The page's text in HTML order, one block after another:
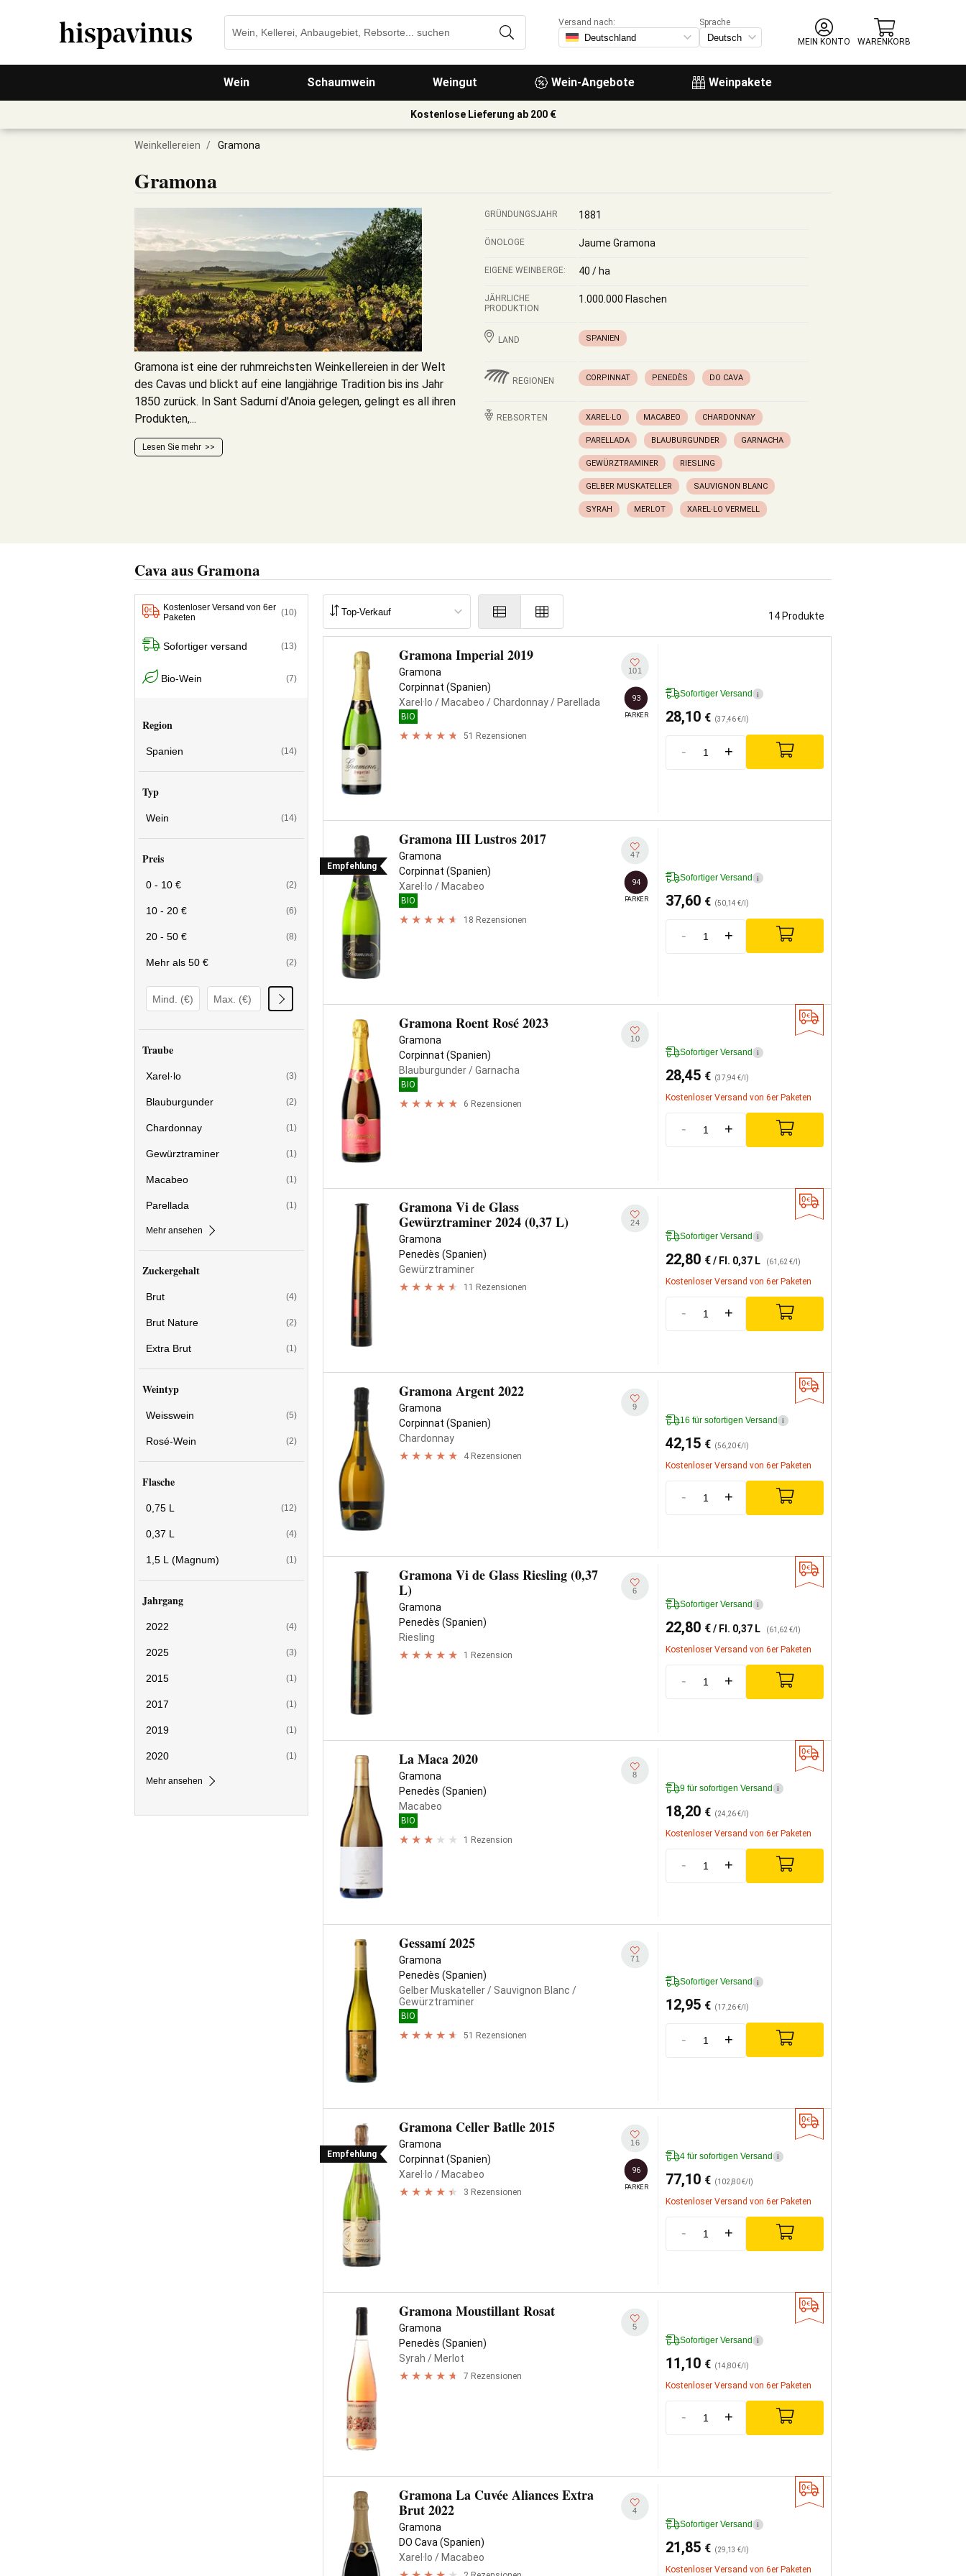
Wein Schaumwein Weingut Wein-Angebote Weinpakete
Versand nach:
Sprache
MEIN KONTO
WARENKORB
Kostenlose Lieferung ab 200 €
Weinkellereien / Gramona
Gramona
Gramona ist eine der ruhmreichsten Weinkellereien in der Welt
des Cavas und blickt auf eine langjährige Tradition bis ins Jahr
1850 zurück. In Sant Sadurní d'Anoia gelegen, gelingt es all ihren
Produkten,...
Lesen Sie mehr
GRÜNDUNGSJAHR 1881
ÖNOLOGE Jaume Gramona
EIGENE WEINBERGE: 40 / ha
JÄHRLICHE
PRODUKTION
1.000.000 Flaschen
LAND SPANIEN
REGIONEN CORPINNAT PENEDÈS DO CAVA
REBSORTEN XAREL·LO MACABEO CHARDONNAY
PARELLADA BLAUBURGUNDER GARNACHA
GEWÜRZTRAMINER RIESLING
GELBER MUSKATELLER SAUVIGNON BLANC
SYRAH MERLOT XAREL·LO VERMELL
Cava aus Gramona
Kostenloser Versand von 6er
Paketen
(10)
Sofortiger versand (13)
Bio-Wein (7)
Region
Spanien (14)
Typ
Wein (14)
Preis
0 - 10 € (2)
10 - 20 € (6)
20 - 50 € (8)
Mehr als 50 € (2)
Traube
Xarel·lo (3)
Blauburgunder (2)
Chardonnay (1)
Gewürztraminer (1)
Macabeo (1)
Parellada (1)
Mehr ansehen
Zuckergehalt
Brut (4)
Brut Nature (2)
Extra Brut (1)
Weintyp
Weisswein (5)
Rosé-Wein (2)
Flasche
0,75 L (12)
0,37 L (4)
1,5 L (Magnum) (1)
Jahrgang
2022 (4)
2025 (3)
2015 (1)
2017 (1)
2019 (1)
2020 (1)
Mehr ansehen
14 Produkte
Gramona Imperial 2019
Gramona
Corpinnat (Spanien)
Xarel·lo / Macabeo / Chardonnay/ Parellada
BIO
51 Rezensionen
101
93
PARKER
Sofortiger Versand i
28,10 € (37,46 €/l)
- +
Empfehlung
Gramona III Lustros 2017
Gramona
Corpinnat (Spanien)
Xarel·lo / Macabeo
BIO
18 Rezensionen
47
94
PARKER
Sofortiger Versand i
37,60 € (50,14 €/l)
- +
Gramona Roent Rosé 2023
Gramona
Corpinnat (Spanien)
Blauburgunder/ Garnacha
BIO
6 Rezensionen
10
Sofortiger Versand i
28,45 € (37,94 €/l)
Kostenloser Versand von 6er Paketen
- +
Gramona Vi de Glass
Gewürztraminer 2024 (0,37 L)
Gramona
Penedès (Spanien)
Gewürztraminer
11 Rezensionen
24
Sofortiger Versand i
22,80 €/ Fl. 0,37 L (61,62 €/l)
Kostenloser Versand von 6er Paketen
- +
Gramona Argent 2022
Gramona
Corpinnat (Spanien)
Chardonnay
4 Rezensionen
9
16 für sofortigen Versand i
42,15 € (56,20 €/l)
Kostenloser Versand von 6er Paketen
- +
Gramona Vi de Glass Riesling (0,37
L)
Gramona
Penedès (Spanien)
Riesling
1 Rezension
6
Sofortiger Versand i
22,80 €/ Fl. 0,37 L (61,62 €/l)
Kostenloser Versand von 6er Paketen
- +
La Maca 2020
Gramona
Penedès (Spanien)
Macabeo
BIO
1 Rezension
8
9 für sofortigen Versand i
18,20 € (24,26 €/l)
Kostenloser Versand von 6er Paketen
- +
Gessamí 2025
Gramona
Penedès (Spanien)
Gelber Muskateller/ Sauvignon Blanc /
Gewürztraminer
BIO
51 Rezensionen
71
Sofortiger Versand i
12,95 € (17,26 €/l)
- +
Empfehlung
Gramona Celler Batlle 2015
Gramona
Corpinnat (Spanien)
Xarel·lo / Macabeo
3 Rezensionen
16
96
PARKER
4 für sofortigen Versand i
77,10 € (102,80 €/l)
Kostenloser Versand von 6er Paketen
- +
Gramona Moustillant Rosat
Gramona
Penedès (Spanien)
Syrah / Merlot
7 Rezensionen
5
Sofortiger Versand i
11,10 € (14,80 €/l)
Kostenloser Versand von 6er Paketen
- +
Gramona La Cuvée Aliances Extra
Brut 2022
Gramona
DO Cava (Spanien)
Xarel·lo / Macabeo
4
Sofortiger Versand i
21,85 € (29,13 €/l)
Kostenloser Versand von 6er Paketen